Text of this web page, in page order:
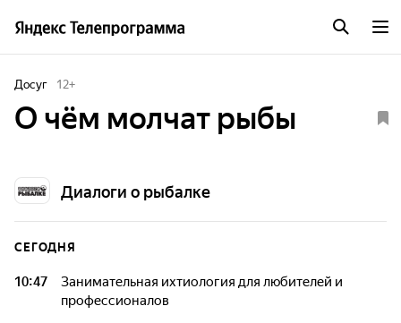
Досуг 12+
О чём молчат рыбы
Диалоги о рыбалке
СЕГОДНЯ
10:47
Занимательная ихтиология для любителей и
профессионалов